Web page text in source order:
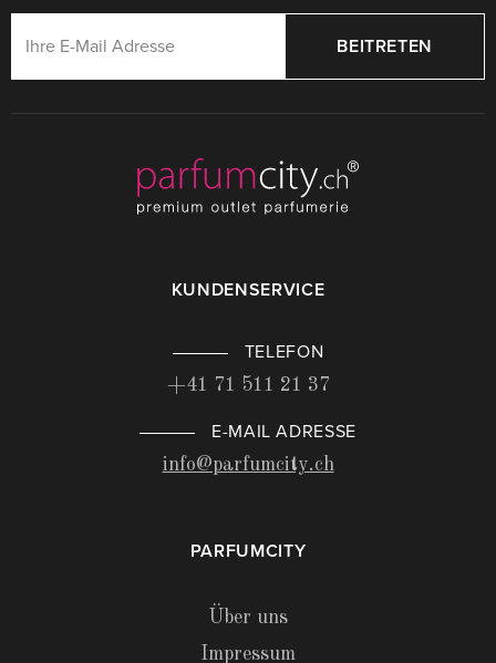
BEITRETEN
KUNDENSERVICE
TELEFON
+41 71 511 21 37
E-MAIL ADRESSE
info@parfumcity.ch
PARFUMCITY
Über uns
Impressum